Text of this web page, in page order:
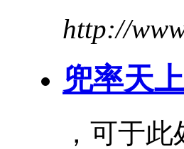
http://
兜率天上
，可于